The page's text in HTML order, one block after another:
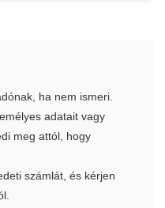
ha nem ismeri.
adatait vagy
meg attól, hogy
számlát, és kérjen